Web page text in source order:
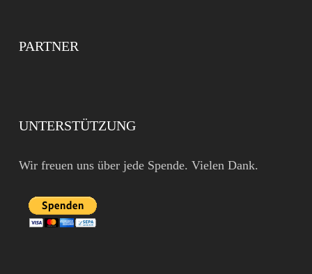
PARTNER
UNTERSTÜTZUNG
Wir freuen uns über jede Spende. Vielen Dank.